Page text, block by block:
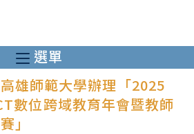
選單
雄師範大學辦理「2025
數位跨域教育年會暨教師
」